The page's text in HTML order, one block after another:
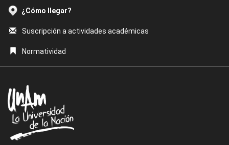
¿Cómo llegar?
Suscripción a actividades académicas
Normatividad